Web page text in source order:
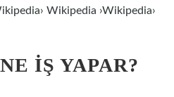
Wikipedia ›Wikipedia›
IŞ YAPAR?